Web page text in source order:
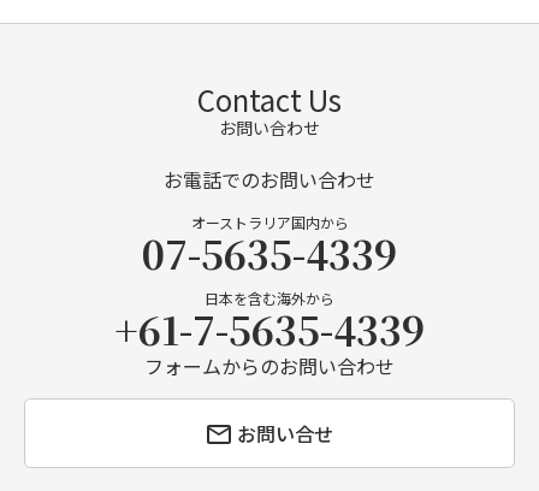
Contact Us
お問い合わせ
お電話でのお問い合わせ
オーストラリア国内から
07-5635-4339
日本を含む海外から
+61-7-5635-4339
フォームからのお問い合わせ
お問い合せ